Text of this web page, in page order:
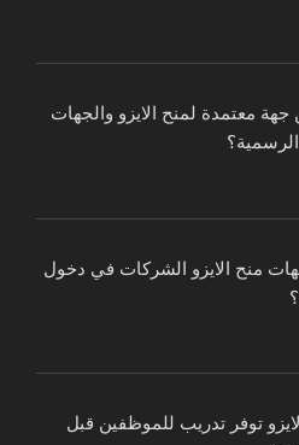
معتمدة لمنح الايزو والجهات
منح الايزو الشركات في دخول
توفر تدريب للموظفين قبل